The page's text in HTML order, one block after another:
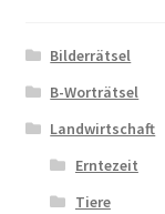
Bilderrätsel
B-Worträtsel
Landwirtschaft
Erntezeit
Tiere